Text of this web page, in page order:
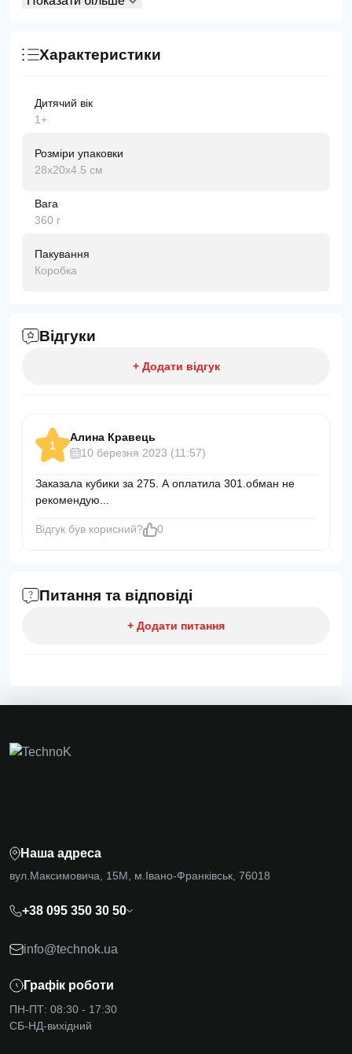
Характеристики
Дитячий вік
1+
Розміри упаковки
28x20x4.5 см
Вага
360 г
Пакування
Коробка
Відгуки
+ Додати відгук
1
Алина Кравець
10 березня 2023 (11:57)
Заказала кубики за 275. А оплатила 301.обман не
рекомендую...
Відгук був корисний? 0
Питання та відповіді
+ Додати питання
Наша адреса
вул.Максимовича, 15М, м.Івано-Франківськ, 76018
+38 095 350 30 50
info@technok.ua
Графік роботи
ПН-ПТ: 08:30 - 17:30
СБ-НД-вихідний